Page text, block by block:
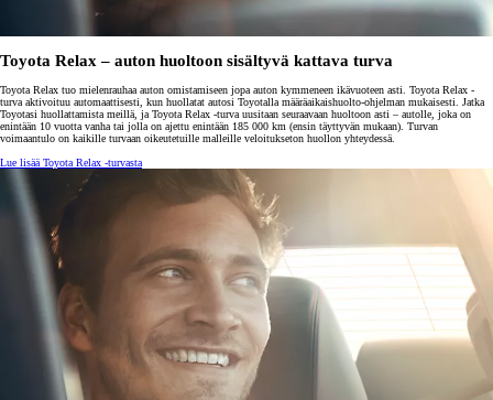
Toyota Relax – auton huoltoon sisältyvä kattava turva
Toyota Relax tuo mielenrauhaa auton omistamiseen jopa auton kymmeneen ikävuoteen asti. Toyota Relax -
turva aktivoituu automaattisesti, kun huollatat autosi Toyotalla määräaikaishuolto-ohjelman mukaisesti. Jatka
Toyotasi huollattamista meillä, ja Toyota Relax -turva uusitaan seuraavaan huoltoon asti – autolle, joka on
enintään 10 vuotta vanha tai jolla on ajettu enintään 185 000 km (ensin täyttyvän mukaan). Turvan
voimaantulo on kaikille turvaan oikeutetuille malleille veloitukseton huollon yhteydessä.
Lue lisää Toyota Relax -turvasta